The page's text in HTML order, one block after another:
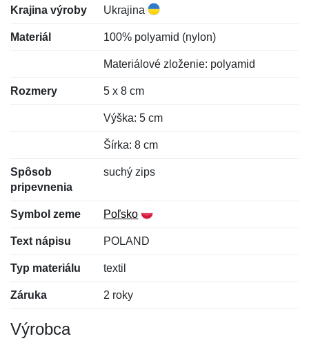
Krajina výroby Ukrajina
Materiál 100% polyamid (nylon)
Materiálové zloženie: polyamid
Rozmery 5 x 8 cm
Výška: 5 cm
Šírka: 8 cm
Spôsob
pripevnenia
suchý zips
Symbol zeme Poľsko
Text nápisu POLAND
Typ materiálu textil
Záruka 2 roky
Výrobca